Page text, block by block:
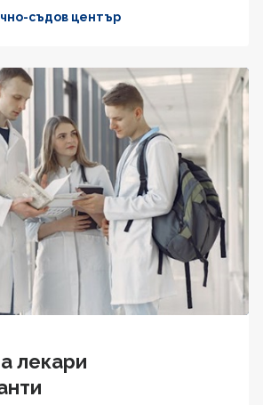
съдов център
лекари